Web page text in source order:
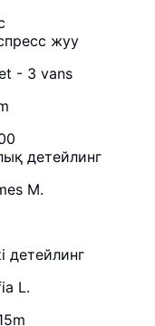
жуу
- 3 vans
детейлинг
M.
детейлинг
L.